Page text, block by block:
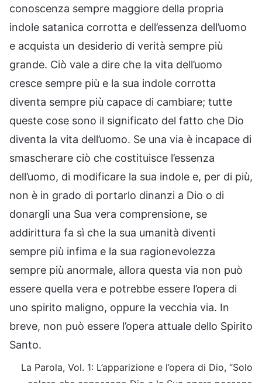
conoscenza sempre maggiore della propria
indole satanica corrotta e dell’essenza dell’uomo
e acquista un desiderio di verità sempre più
grande. Ciò vale a dire che la vita dell’uomo
cresce sempre più e la sua indole corrotta
diventa sempre più capace di cambiare; tutte
queste cose sono il significato del fatto che Dio
diventa la vita dell’uomo. Se una via è incapace di
smascherare ciò che costituisce l’essenza
dell’uomo, di modificare la sua indole e, per di più,
non è in grado di portarlo dinanzi a Dio o di
donargli una Sua vera comprensione, se
addirittura fa sì che la sua umanità diventi
sempre più infima e la sua ragionevolezza
sempre più anormale, allora questa via non può
essere quella vera e potrebbe essere l’opera di
uno spirito maligno, oppure la vecchia via. In
breve, non può essere l’opera attuale dello Spirito
Santo.
La Parola, Vol. 1: L’apparizione e l’opera di Dio, “Solo